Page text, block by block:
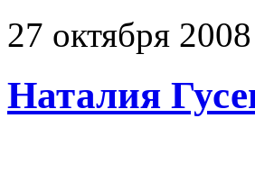
27 октября 2008
Наталия